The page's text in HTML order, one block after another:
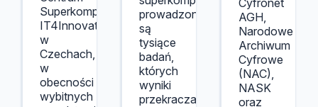
Superkomputerowym
IT4Innovations
w
Czechach,
w
obecności
wybitnych
prowadzone
są
tysiące
badań,
których
wyniki
przekraczają
Cyfronet
AGH,
Narodowe
Archiwum
Cyfrowe
(NAC),
NASK
oraz